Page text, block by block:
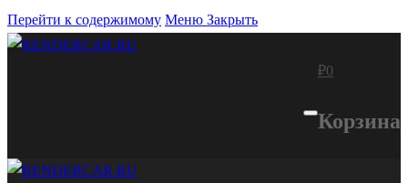
Перейти к содержимому Меню Закрыть
₽0
Корзина